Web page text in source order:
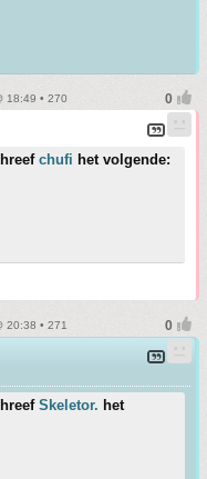
18:49 • 270
chufi het volgende:
20:38 • 271
Skeletor. het